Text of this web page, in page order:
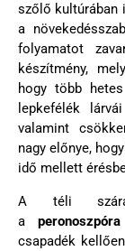
szőlő kultúrában
a
folyamatot
készítmény,
hogy több
lepkefélék
valamint
nagy előnye,
idő mellett
A téli
a peronoszpóra
csapadék